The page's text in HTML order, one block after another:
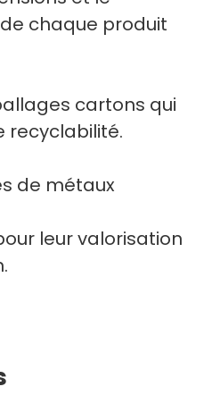
chaque produit
cartons qui
recyclabilité.
de métaux
leur valorisation